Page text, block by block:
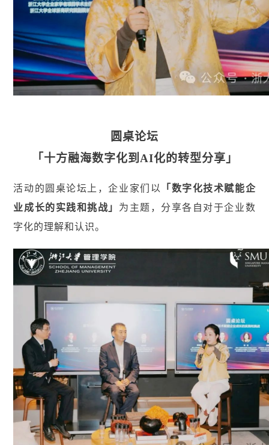
圆桌论坛
「十方融海数字化到AI化的转型分享」
活动的圆桌论坛上，企业家们以
「数字化技术赋能企
业成长的实践和挑战」 为主题，分享各自对于企业数
字化的理解和认识。